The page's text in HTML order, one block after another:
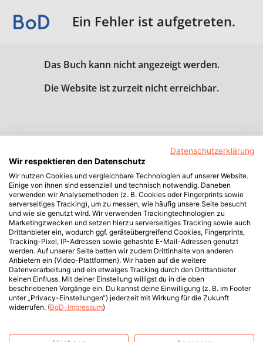
Ein Fehler ist aufgetreten.
Das Buch kann nicht angezeigt werden.
Die Website ist zurzeit nicht erreichbar.
Datenschutzerklärung
Wir respektieren den Datenschutz
Wir nutzen Cookies und vergleichbare Technologien auf unserer Website.
Einige von ihnen sind essenziell und technisch notwendig. Daneben
verwenden wir Analysemethoden (z. B. Cookies oder Fingerprints sowie
serverseitiges Tracking), um zu messen, wie häufig unsere Seite besucht
und wie sie genutzt wird. Wir verwenden Trackingtechnologien zu
Marketingzwecken und setzen hierzu serverseitiges Tracking sowie auch
Drittanbieter ein, wodurch ggf. geräteübergreifend Cookies, Fingerprints,
Tracking-Pixel, IP-Adressen sowie gehashte E-Mail-Adressen genutzt
werden. Auf unserer Seite betten wir zudem Drittinhalte von anderen
Anbietern ein (Video-Plattformen). Wir haben auf die weitere
Datenverarbeitung und ein etwaiges Tracking durch den Drittanbieter
keinen Einfluss. Mit deiner Einstellung willigst du in die oben
beschriebenen Vorgänge ein. Du kannst deine Einwilligung (z. B. im Footer
unter „Privacy-Einstellungen“) jederzeit mit Wirkung für die Zukunft
widerrufen. (BoD-Impressum)